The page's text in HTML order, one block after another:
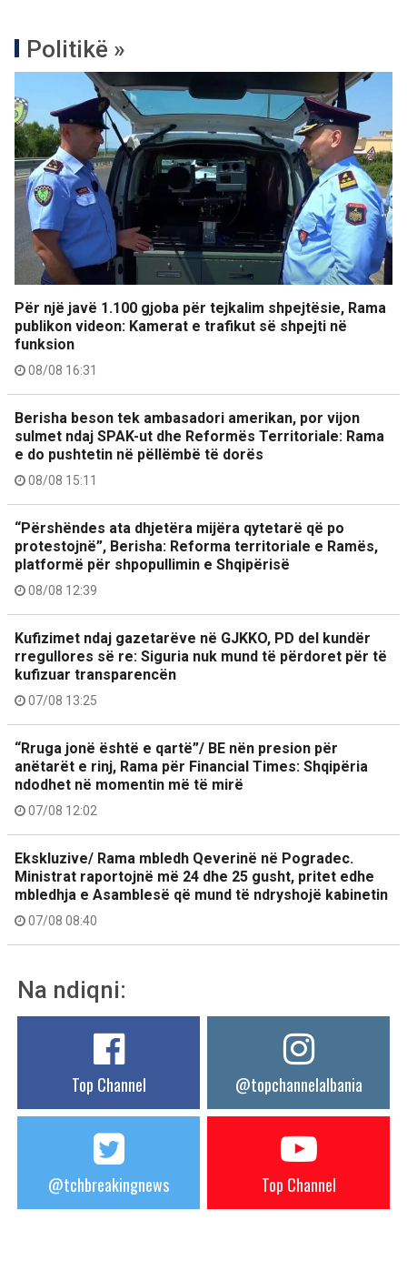
Politikë »
Për një javë 1.100 gjoba për tejkalim shpejtësie, Rama
publikon videon: Kamerat e trafikut së shpejti në
funksion
08/08 16:31
Berisha beson tek ambasadori amerikan, por vijon
sulmet ndaj SPAK-ut dhe Reformës Territoriale: Rama
e do pushtetin në pëllëmbë të dorës
08/08 15:11
“Përshëndes ata dhjetëra mijëra qytetarë që po
protestojnë”, Berisha: Reforma territoriale e Ramës,
platformë për shpopullimin e Shqipërisë
08/08 12:39
Kufizimet ndaj gazetarëve në GJKKO, PD del kundër
rregullores së re: Siguria nuk mund të përdoret për të
kufizuar transparencën
07/08 13:25
“Rruga jonë është e qartë”/ BE nën presion për
anëtarët e rinj, Rama për Financial Times: Shqipëria
ndodhet në momentin më të mirë
07/08 12:02
Ekskluzive/ Rama mbledh Qeverinë në Pogradec.
Ministrat raportojnë më 24 dhe 25 gusht, pritet edhe
mbledhja e Asamblesë që mund të ndryshojë kabinetin
07/08 08:40
Na ndiqni:
Top Channel @topchannelalbania
@tchbreakingnews Top Channel